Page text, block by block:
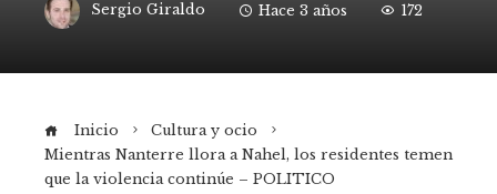
Sergio Giraldo Hace 3 años 172
Inicio
Cultura y ocio
Mientras Nanterre llora a Nahel, los residentes temen
que la violencia continúe – POLITICO